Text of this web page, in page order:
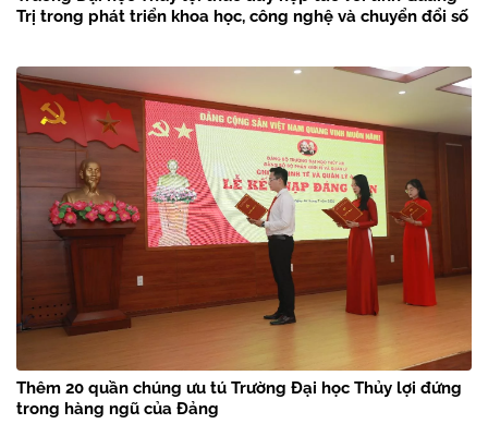
Trị trong phát triển khoa học, công nghệ và chuyển đổi số
Thêm 20 quần chúng ưu tú Trường Đại học Thủy lợi đứng
trong hàng ngũ của Đảng